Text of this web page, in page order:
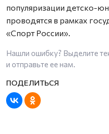
популяризации детско-
проводятся в рамках
«Спорт России».
Нашли ошибку? Выделите
и отправьте ее нам.